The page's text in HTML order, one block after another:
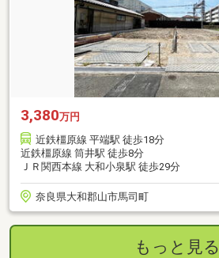
3,380万円
近鉄橿原線 平端駅 徒歩18分
近鉄橿原線 筒井駅 徒歩8分
ＪＲ関西本線 大和小泉駅 徒歩29分
奈良県大和郡山市馬司町
もっと見る